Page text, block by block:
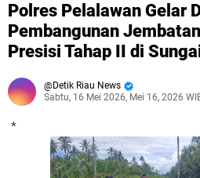
Polres Pelalawan Gelar
Pembangunan
Presisi Tahap II di
Detik Riau News
Sabtu, 16 Mei 2026, Mei 16, 2026
*